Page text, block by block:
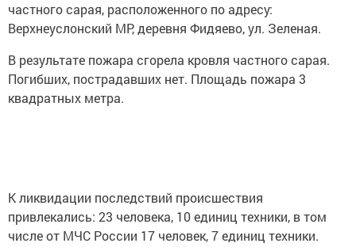
частного сарая, расположенного по адресу:
Верхнеуслонский МР, деревня Фидяево, ул. Зеленая.
В результате пожара сгорела кровля частного сарая.
Погибших, пострадавших нет. Площадь пожара 3
квадратных метра.
К ликвидации последствий происшествия
привлекались: 23 человека, 10 единиц техники, в том
числе от МЧС России 17 человек, 7 единиц техники.